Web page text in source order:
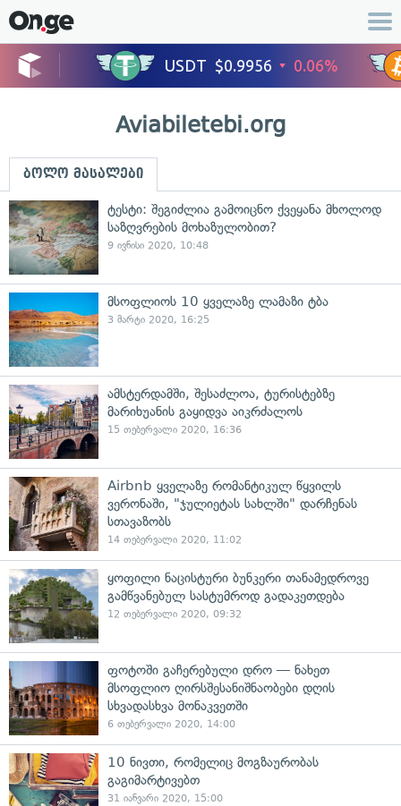
Aviabiletebi.org
ბოლო მასალები
ტესტი: შეგიძლია გამოიცნო ქვეყანა მხოლოდ
საზღვრების მოხაზულობით?
9 ივნისი 2020, 10:48
მსოფლიოს 10 ყველაზე ლამაზი ტბა
3 მარტი 2020, 16:25
ამსტერდამში, შესაძლოა, ტურისტებზე
მარიხუანის გაყიდვა აიკრძალოს
15 თებერვალი 2020, 16:36
Airbnb ყველაზე რომანტიკულ წყვილს
ვერონაში, "ჯულიეტას სახლში" დარჩენას
სთავაზობს
14 თებერვალი 2020, 11:02
ყოფილი ნაცისტური ბუნკერი თანამედროვე
გამწვანებულ სასტუმროდ გადაკეთდება
12 თებერვალი 2020, 09:32
ფოტოში გაჩერებული დრო — ნახეთ
მსოფლიო ღირსშესანიშნაობები დღის
სხვადასხვა მონაკვეთში
6 თებერვალი 2020, 14:00
10 ნივთი, რომელიც მოგზაურობას
გაგიმარტივებთ
31 იანვარი 2020, 15:00